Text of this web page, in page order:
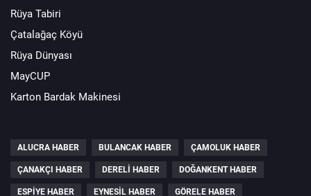
Rüya Tabiri
Çatalağaç Köyü
Rüya Dünyası
MayCUP
Karton Bardak Makinesi
ALUCRA HABER BULANCAK HABER ÇAMOLUK HABER
ÇANAKÇI HABER DERELI HABER DOĞANKENT HABER
ESPIYE HABER EYNESIL HABER GÖRELE HABER